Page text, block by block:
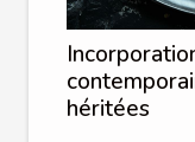
héritées